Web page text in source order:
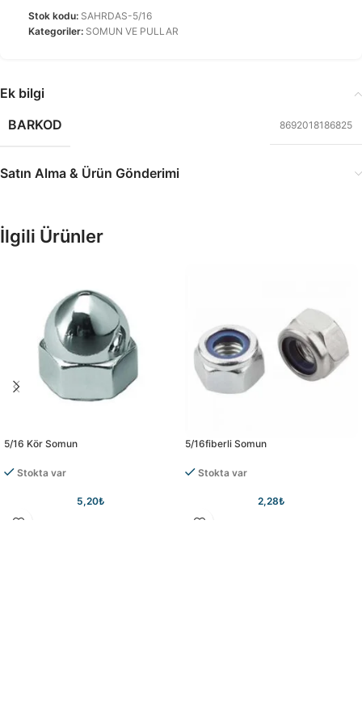
Stok kodu: SAHRDAS-5/16
Kategoriler: SOMUN VE PULLAR
Ek bilgi
BARKOD
8692018186825
Satın Alma & Ürün Gönderimi
İlgili Ürünler
5/16 Kör Somun
Stokta var
5,20₺
5/16fiberli Somun
Stokta var
2,28₺